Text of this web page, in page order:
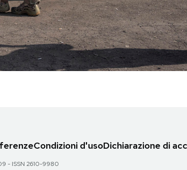
Condizioni d'usoDichiarazione di
- ISSN 2610-9980